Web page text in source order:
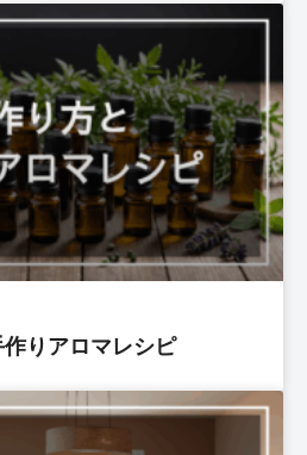
りアロマレシピ